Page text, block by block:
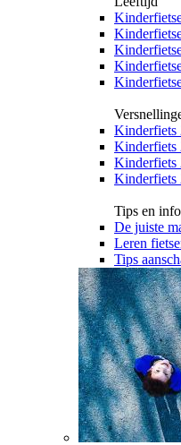
Kinderfiets
Kinderfiets
Kinderfiets
Kinderfiets
Tips en
De juiste
Leren
Tips